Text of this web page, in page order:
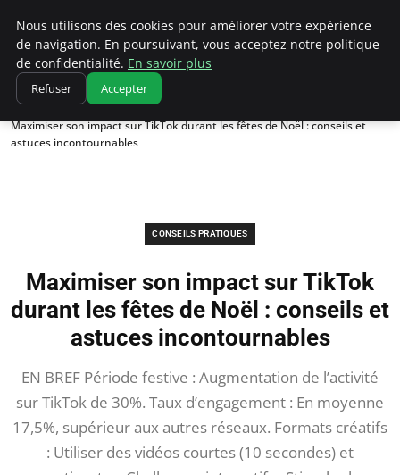
Correze Co
Accueil
Conseils pratiques
Maximiser son impact sur TikTok durant les fêtes de Noël : conseils et
astuces incontournables
CONSEILS PRATIQUES
Maximiser son impact sur TikTok
durant les fêtes de Noël : conseils et
astuces incontournables
EN BREF Période festive : Augmentation de l’activité
sur TikTok de 30%. Taux d’engagement : En moyenne
17,5%, supérieur aux autres réseaux. Formats créatifs
: Utiliser des vidéos courtes (10 secondes) et
Nous utilisons des cookies pour améliorer votre expérience
de navigation. En poursuivant, vous acceptez notre politique
de confidentialité. En savoir plus
Refuser Accepter